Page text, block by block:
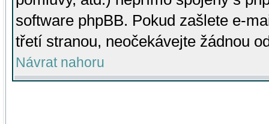
software phpBB. Pokud zašlete e-
třetí stranou, neočekávejte žádnou
Návrat nahoru